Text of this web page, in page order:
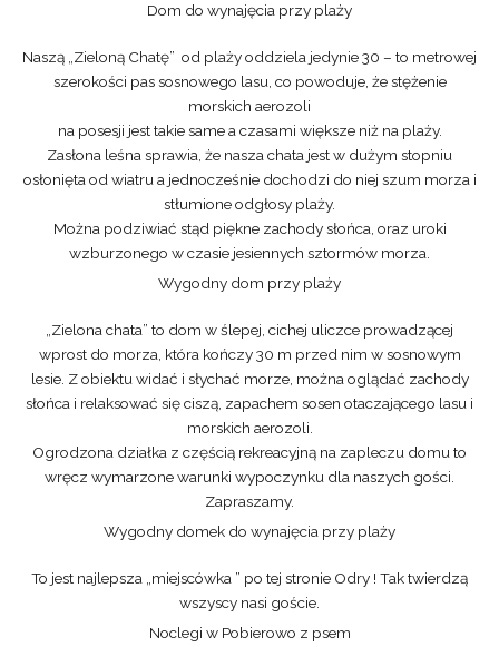
Dom do wynajęcia przy plaży
Naszą „Zieloną Chatę” od plaży oddziela jedynie 30 – to metrowej
szerokości pas sosnowego lasu, co powoduje, że stężenie
morskich aerozoli
na posesji jest takie same a czasami większe niż na plaży.
Zasłona leśna sprawia, że nasza chata jest w dużym stopniu
osłonięta od wiatru a jednocześnie dochodzi do niej szum morza i
stłumione odgłosy plaży.
Można podziwiać stąd piękne zachody słońca, oraz uroki
wzburzonego w czasie jesiennych sztormów morza.
Wygodny dom przy plaży
„Zielona chata” to dom w ślepej, cichej uliczce prowadzącej
wprost do morza, która kończy 30 m przed nim w sosnowym
lesie. Z obiektu widać i słychać morze, można oglądać zachody
słońca i relaksować się ciszą, zapachem sosen otaczającego lasu i
morskich aerozoli.
Ogrodzona działka z częścią rekreacyjną na zapleczu domu to
wręcz wymarzone warunki wypoczynku dla naszych gości.
Zapraszamy.
Wygodny domek do wynajęcia przy plaży
To jest najlepsza „miejscówka ” po tej stronie Odry ! Tak twierdzą
wszyscy nasi goście.
Noclegi w Pobierowo z psem